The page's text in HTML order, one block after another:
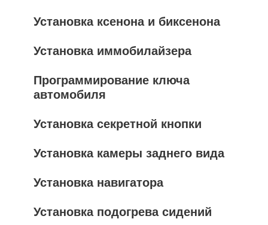
Установка ксенона и биксенона
Установка иммобилайзера
Программирование ключа
автомобиля
Установка секретной кнопки
Установка камеры заднего вида
Установка навигатора
Установка подогрева сидений